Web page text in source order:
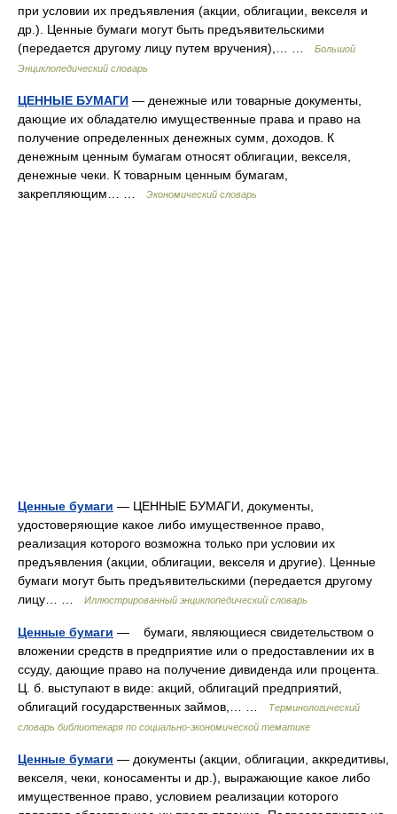
при условии их предъявления (акции, облигации, векселя и
др.). Ценные бумаги могут быть предъявительскими
(передается другому лицу путем вручения),… …
Большой
Энциклопедический словарь
ЦЕННЫЕ БУМАГИ — денежные или товарные документы,
дающие их обладателю имущественные права и право на
получение определенных денежных сумм, доходов. К
денежным ценным бумагам относят облигации, векселя,
денежные чеки. К товарным ценным бумагам,
закрепляющим… …
Экономический словарь
Ценные бумаги — ЦЕННЫЕ БУМАГИ, документы,
удостоверяющие какое либо имущественное право,
реализация которого возможна только при условии их
предъявления (акции, облигации, векселя и другие). Ценные
бумаги могут быть предъявительскими (передается другому
лицу… …
Иллюстрированный энциклопедический словарь
Ценные бумаги — бумаги, являющиеся свидетельством о
вложении средств в предприятие или о предоставлении их в
ссуду, дающие право на получение дивиденда или процента.
Ц. б. выступают в виде: акций, облигаций предприятий,
облигаций государственных займов,… …
Терминологический
словарь библиотекаря по социально-экономической тематике
Ценные бумаги — документы (акции, облигации, аккредитивы,
векселя, чеки, коносаменты и др.), выражающие какое либо
имущественное право, условием реализации которого